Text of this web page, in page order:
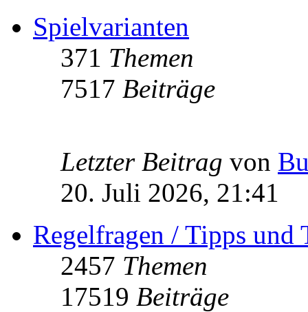
Spielvarianten
371 Themen
7517 Beiträge
Letzter Beitrag von
20. Juli 2026, 21:41
Regelfragen / Tipps und
2457 Themen
17519 Beiträge